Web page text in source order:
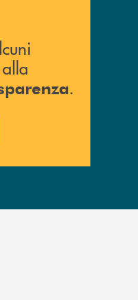
? Vai alla pagina della
.